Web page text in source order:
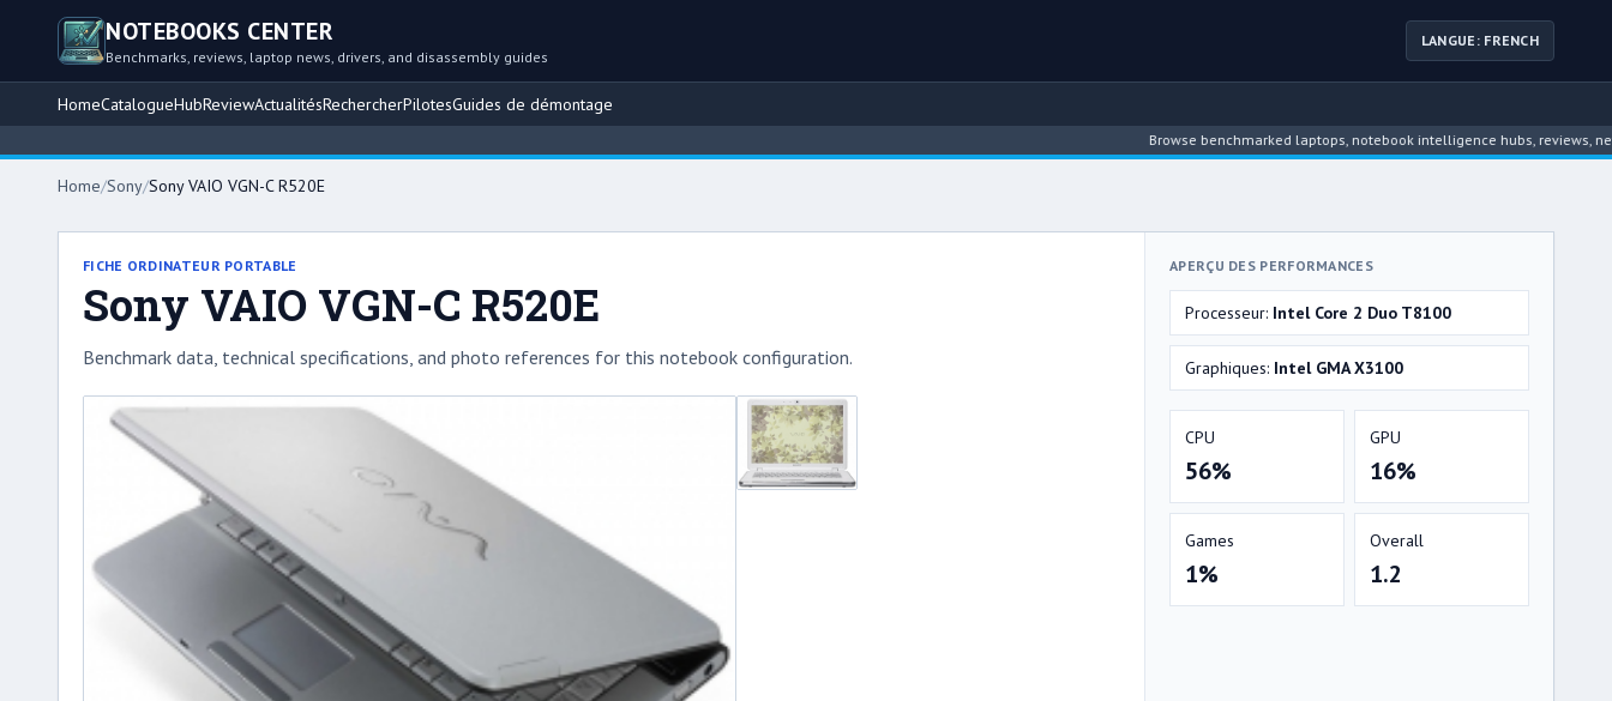
NOTEBOOKS CENTER
Benchmarks, reviews, laptop news, drivers, and disassembly guides
LANGUE: FRENCH
HomeCatalogueHubReviewActualitésRechercherPilotesGuides de démontage
Browse benchmarked laptops, notebook intelligence hubs, reviews, news,
Home/Sony/Sony VAIO VGN-C R520E
FICHE ORDINATEUR PORTABLE
Sony VAIO VGN-C R520E
Benchmark data, technical specifications, and photo references for this notebook configuration.
APERÇU DES PERFORMANCES
Processeur: Intel Core 2 Duo T8100
Graphiques: Intel GMA X3100
CPU
56%
GPU
16%
Games
1%
Overall
1.2